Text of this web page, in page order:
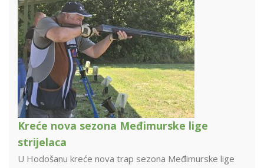
Kreće nova sezona Međimurske lige
strijelaca
U Hodošanu kreće nova trap sezona Međimurske lige